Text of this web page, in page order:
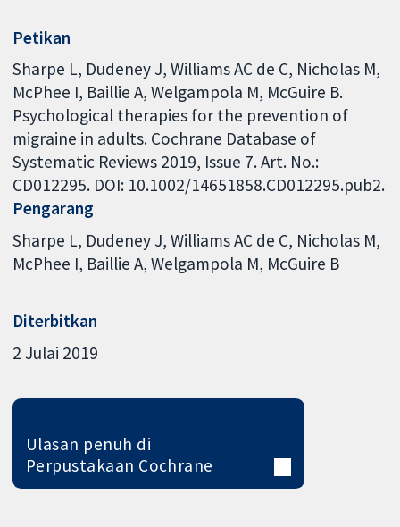
Petikan
Sharpe L, Dudeney J, Williams AC de C, Nicholas M,
McPhee I, Baillie A, Welgampola M, McGuire B.
Psychological therapies for the prevention of
migraine in adults. Cochrane Database of
Systematic Reviews 2019, Issue 7. Art. No.:
CD012295. DOI: 10.1002/14651858.CD012295.pub2.
Pengarang
Sharpe L Dudeney J Williams AC de C Nicholas M
McPhee I Baillie A Welgampola M McGuire B
Diterbitkan
2 Julai 2019
Ulasan penuh di
Perpustakaan Cochrane